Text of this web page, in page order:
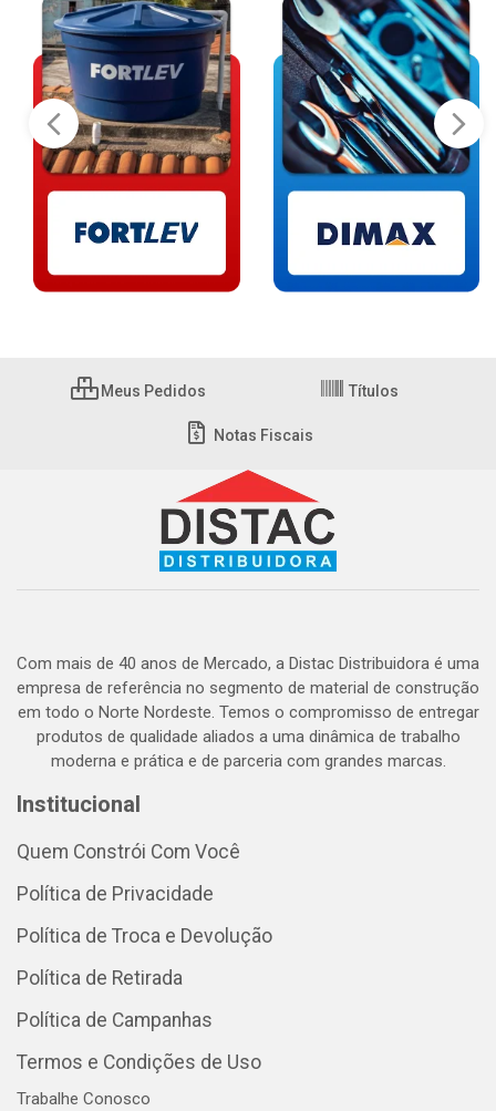
Meus Pedidos Títulos
Notas Fiscais
Com mais de 40 anos de Mercado, a Distac Distribuidora é uma
empresa de referência no segmento de material de construção
em todo o Norte Nordeste. Temos o compromisso de entregar
produtos de qualidade aliados a uma dinâmica de trabalho
moderna e prática e de parceria com grandes marcas.
Institucional
Quem Constrói Com Você
Política de Privacidade
Política de Troca e Devolução
Política de Retirada
Política de Campanhas
Termos e Condições de Uso
Trabalhe Conosco